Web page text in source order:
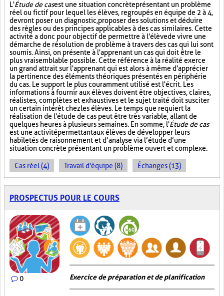
L'Étude de casest une situation concrète présentant un problème
réel ou fictif pour lequel les élèves, regroupés en équipe de 2 à 4,
devront poser un diagnostic, proposer des solutions et déduire
des règles ou des principes applicables à des cas similaires. Cette
activité a donc pour objectif de permettre à l'élève de vivre une
démarche de résolution de problème à travers des cas qui lui sont
soumis. Ainsi, on présente à l'apprenant un cas qui doit être le
plus vraisemblable possible. Cette référence à la réalité exerce
un grand attrait sur l'apprenant qui est alors à même d'apprécier
la pertinence des éléments théoriques présentés en périphérie
du cas. Le support le plus couramment utilisé est l'écrit. Les
informations à fournir aux élèves doivent être objectives, claires,
réalistes, complètes et exhaustives et le sujet traité doit susciter
un certain intérêt chez les élèves. Le temps que requiert la
réalisation de l'étude de cas peut être très variable, allant de
quelques heures à plusieurs semaines. En somme, l'Étude de cas
est une activité permettant aux élèves de développer leurs
habiletés de raisonnement et d’analyse via l’étude d’une
situation concrète présentant un problème ouvert et complexe.
Cas réel (4) Travail d'équipe (8) Échanges (13)
PROSPECTUS POUR LE COURS
0 Exercice de préparation et de planification